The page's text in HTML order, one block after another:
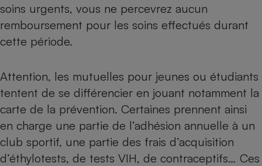
soins urgents, vous ne percevrez aucun
remboursement pour les soins effectués durant
cette période.
Attention, les mutuelles pour jeunes ou étudiants
tentent de se différencier en jouant notamment la
carte de la prévention. Certaines prennent ainsi
en charge une partie de l’adhésion annuelle à un
club sportif, une partie des frais d’acquisition
d’éthylotests, de tests VIH, de contraceptifs… Ces
Cafetière à expressos
Robot ménager